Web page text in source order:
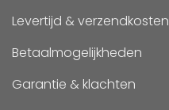
Levertijd & verzendkosten
Betaalmogelijkheden
Garantie & klachten